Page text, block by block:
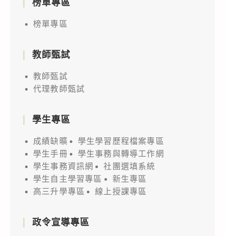
榜單專區
榜單專區
教師甄試
教師甄試
代理教師甄試
學生專區
成績缺曠
學生學習歷程檔案專區
學生手冊
學生事務與轉導工作網
學生事務資訊網
社團選填系統
學生自主學習專區
新生專區
高三升學專區
線上授課專區
政令宣導專區